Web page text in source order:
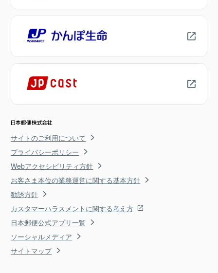
サイトのご利用について
プライバシーポリシー
Webアクセシビリティ方針
お客さま本位の業務運営に関する基本方針
勧誘方針
カスタマーハラスメントに関する考え方
日本郵便公式アプリ一覧
ソーシャルメディア
サイトマップ